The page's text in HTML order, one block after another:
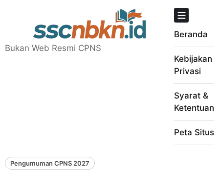
Bukan Web Resmi CPNS
Beranda
Kebijakan
Privasi
Syarat &
Ketentuan
Peta Situs
Pengumuman CPNS 2027